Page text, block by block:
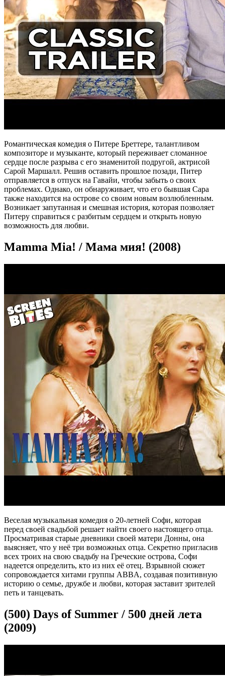
Романтическая комедия о Питере Бреттере, талантливом
композиторе и музыканте, который переживает сломанное
сердце после разрыва с его знаменитой подругой, актрисой
Сарой Маршалл. Решив оставить прошлое позади, Питер
отправляется в отпуск на Гавайи, чтобы забыть о своих
проблемах. Однако, он обнаруживает, что его бывшая Сара
также находится на острове со своим новым возлюбленным.
Возникает запутанная и смешная история, которая позволяет
Питеру справиться с разбитым сердцем и открыть новую
возможность для любви.
Mamma Mia! / Мама мия! (2008)
Веселая музыкальная комедия о 20-летней Софи, которая
перед своей свадьбой решает найти своего настоящего отца.
Просматривая старые дневники своей матери Донны, она
выясняет, что у неё три возможных отца. Секретно пригласив
всех троих на свою свадьбу на Греческие острова, Софи
надеется определить, кто из них её отец. Взрывной сюжет
сопровождается хитами группы ABBA, создавая позитивную
историю о семье, дружбе и любви, которая заставит зрителей
петь и танцевать.
(500) Days of Summer / 500 дней лета
(2009)